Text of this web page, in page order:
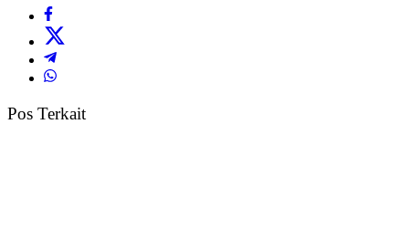
Pos Terkait